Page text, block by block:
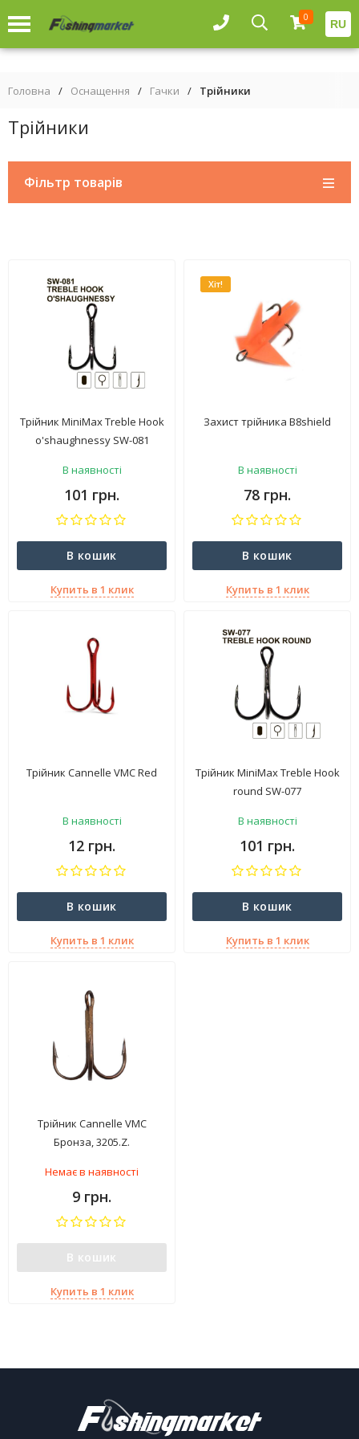
0
RU
Головна / Оснащення / Гачки / Трійники
Трійники
Фільтр товарів
Трійник MiniMax Treble Hook
o'shaughnessy SW-081
В наявності
101 грн.
В кошик
Купить в 1 клик
Хіт!
Захист трійника B8shield
В наявності
78 грн.
В кошик
Купить в 1 клик
Трійник Cannelle VMC Red
В наявності
12 грн.
В кошик
Купить в 1 клик
Трійник MiniMax Treble Hook
round SW-077
В наявності
101 грн.
В кошик
Купить в 1 клик
Трійник Cannelle VMC
Бронза, 3205.Z.
Немає в наявності
9 грн.
В кошик
Купить в 1 клик